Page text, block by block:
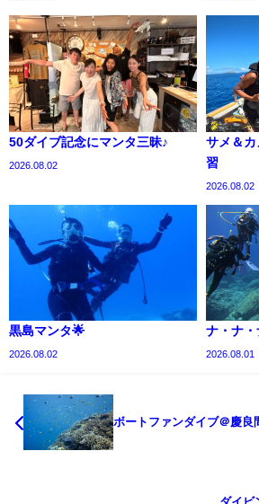
50ダイブ記念にマンタ三昧♪
2026.08.02
サメ＆
習
2026.08.02
黒島マンタ🌟
2026.08.02
ナ・ナ・
2026.08.01
ボートファンダイブ＠慶良